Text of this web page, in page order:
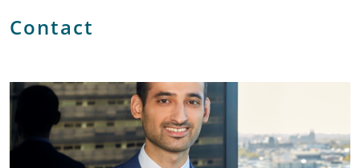
Contact